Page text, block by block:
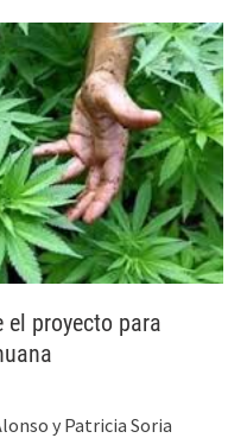
el proyecto para
y Patricia Soria